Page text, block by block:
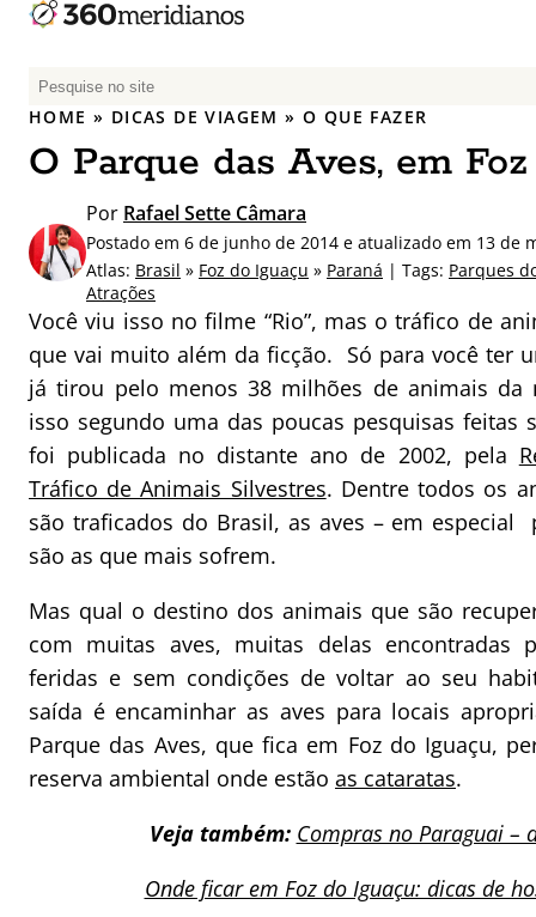
P
e
q
s
a
r
p
o
r
:
HOME » DICAS DE VIAGEM »O QUE FAZER
O Parque das Aves, em
Por Rafael Sette Câmara
Postado em 6 de junho de 2014 e atualizado em 13 de
Atlas: Brasil » Foz do Iguaçu » Paraná | Tags: Parques
Atrações
Você viu isso no filme “Rio”, mas o tráfico de
que vai muito além da ficção. Só para você ter
já tirou pelo menos 38 milhões de animais da
isso segundo uma das poucas pesquisas feitas
foi publicada no distante ano de 2002, pela
Tráfico de Animais Silvestres. Dentre todos os
são traficados do Brasil, as aves – em especial
são as que mais sofrem.
Mas qual o destino dos animais que são
com muitas aves, muitas delas encontradas
feridas e sem condições de voltar ao seu
saída é encaminhar as aves para locais
Parque das Aves, que fica em Foz do Iguaçu,
reserva ambiental onde estão as cataratas.
Veja também: Compras no Paraguai –
Onde ficar em Foz do Iguaçu: dicas de